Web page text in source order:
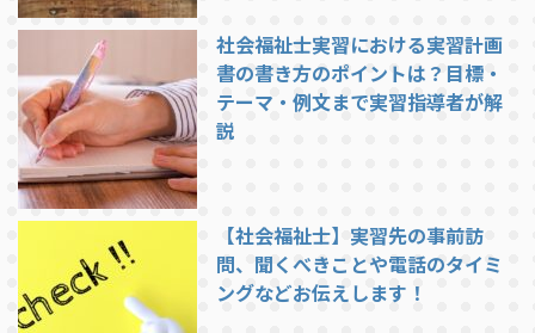
社会福祉士実習における実習計画
書の書き方のポイントは？目標・
テーマ・例文まで実習指導者が解
説
【社会福祉士】実習先の事前訪
問、聞くべきことや電話のタイミ
ングなどお伝えします！